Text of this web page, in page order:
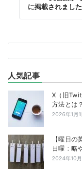
に掲載されました
人気記事
X（旧
方法とは？
2026年1月1
【曜日
日曜：略
2024年10